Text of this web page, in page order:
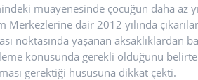
muayenesinde çocuğun daha az
dair 2012 yılında
noktasında yaşanan aksaklıklardan
konusunda gerekli olduğunu
gerektiği hususuna dikkat çekti.